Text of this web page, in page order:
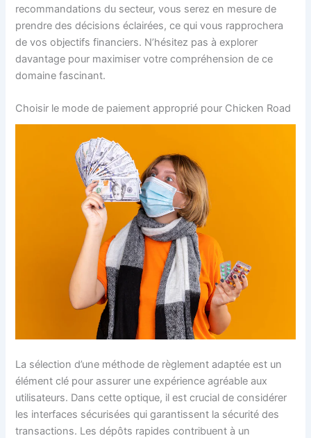
recommandations du secteur, vous serez en mesure de
prendre des décisions éclairées, ce qui vous rapprochera
de vos objectifs financiers. N’hésitez pas à explorer
davantage pour maximiser votre compréhension de ce
domaine fascinant.
Choisir le mode de paiement approprié pour Chicken Road
La sélection d’une méthode de règlement adaptée est un
élément clé pour assurer une expérience agréable aux
utilisateurs. Dans cette optique, il est crucial de considérer
les interfaces sécurisées qui garantissent la sécurité des
transactions. Les dépôts rapides contribuent à un